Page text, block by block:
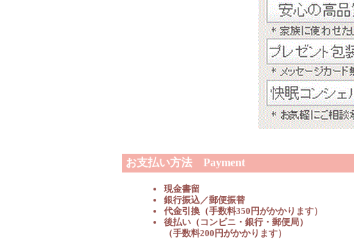
お支払い方法 Payment
現金書留
銀行振込／郵便振替
代金引換（手数料350円がかかります）
後払い（コンビニ・銀行・郵便局）
（手数料200円がかかります）